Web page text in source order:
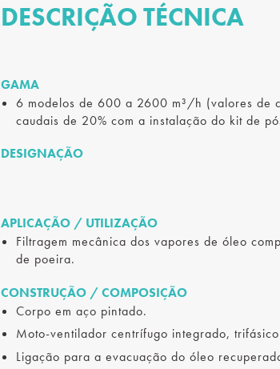
DESCRIÇÃO TÉCNICA
GAMA
6 modelos de 600 a 2600 m³/h (valores de
caudais de 20% com a instalação do kit de
DESIGNAÇÃO
APLICAÇÃO / UTILIZAÇÃO
Filtragem mecânica dos vapores de óleo
de poeira.
CONSTRUÇÃO / COMPOSIÇÃO
Corpo em aço pintado.
Moto-ventilador centrífugo integrado,
Ligação para a evacuação do óleo